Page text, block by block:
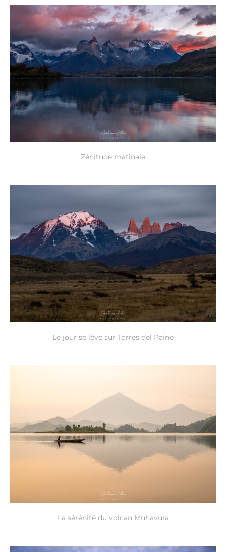
Zénitude matinale
Le jour se lève sur Torres del Paine
La sérénité du volcan Muhavura